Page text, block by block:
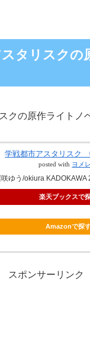
タリスクの
クの原作ライトノ
学戦都市アスタリスク
posted with ヨメ
咲ゆう/okiura
楽天ブックスで
Amazonで探
スポンサーリンク